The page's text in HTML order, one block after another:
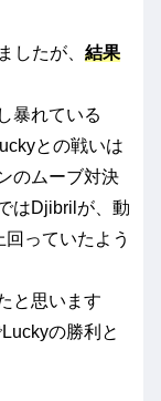
したが、 結果
暴れている
との戦いは
のムーブ対決
はDjibrilが、動
っていたよう
と思います
の勝利と